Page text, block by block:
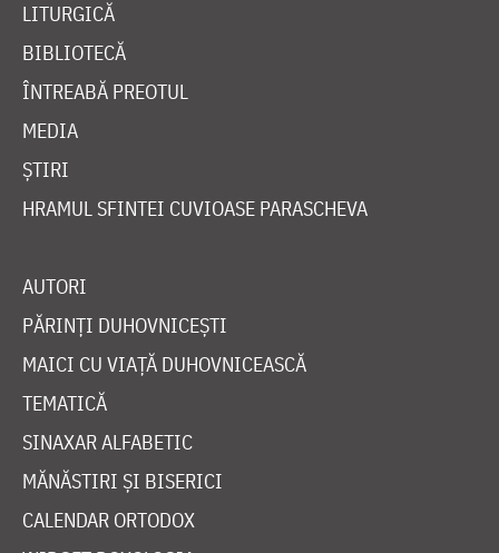
LITURGICĂ
BIBLIOTECĂ
ÎNTREABĂ PREOTUL
MEDIA
ȘTIRI
HRAMUL SFINTEI CUVIOASE PARASCHEVA
AUTORI
PĂRINȚI DUHOVNICEȘTI
MAICI CU VIAȚĂ DUHOVNICEASCĂ
TEMATICĂ
SINAXAR ALFABETIC
MĂNĂSTIRI ȘI BISERICI
CALENDAR ORTODOX